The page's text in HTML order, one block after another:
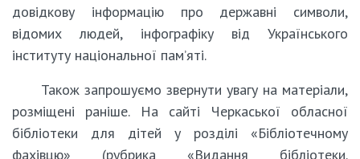
довідкову інформацію про державні символи,
відомих людей, інфографіку від Українського
інституту національної пам’яті.
Також запрошуємо звернути увагу на матеріали,
розміщені раніше. На сайті Черкаської обласної
бібліотеки для дітей у розділі «Бібліотечному
фахівцю» (рубрика «Видання бібліотеки.